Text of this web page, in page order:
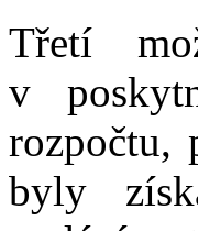
Třetí
v
rozpočtu,
byly